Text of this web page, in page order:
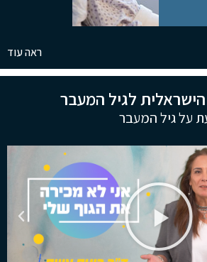
ראה עוד
לגיל המעבר
על גיל המעבר